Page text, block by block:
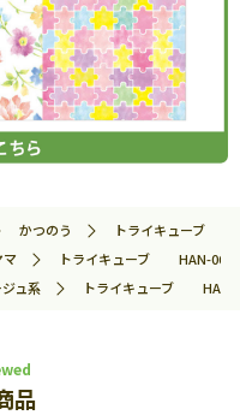
かつのう
トライキューブ
マ
トライキューブ HAN-
ュ系 トライキューブ HAN-
品